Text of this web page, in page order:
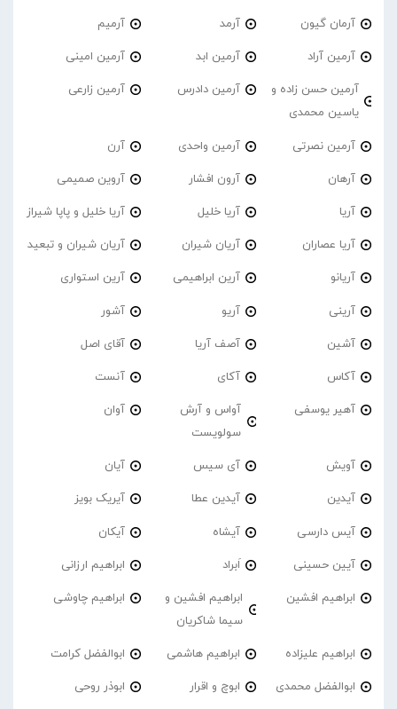
آرمان گیون آرمد آرمیم
آرمین آراد آرمین ابد آرمین امینی
آرمین حسن زاده و
یاسین محمدی
آرمین دادرس آرمین زارعی
آرمین نصرتی آرمین واحدی آرن
آرهان آرون افشار آروین صمیمی
آریا آریا خلیل آریا خلیل و پاپا شیراز
آریا عصاران آریان شیران آریان شیران و تبعید
آریانو آرین ابراهیمی آرین استواری
آرینی آریو آشور
آشین آصف آریا آقای اصل
آکاس آکای آنست
آهیر یوسفی
آواس و آرش
سولویست
آوان
آویش آی سیس آیان
آیدین آیدین عطا آیریک بویز
آیس دارسی آیشاه آیکان
آیین حسینی اَبراد ابراهیم ارزانی
ابراهیم افشین
ابراهیم افشین و
سیما شاکریان
ابراهیم چاوشی
ابراهیم علیزاده ابراهیم هاشمی ابوالفضل کرامت
ابوالفضل محمدی ابوچ و اقرار ابوذر روحی